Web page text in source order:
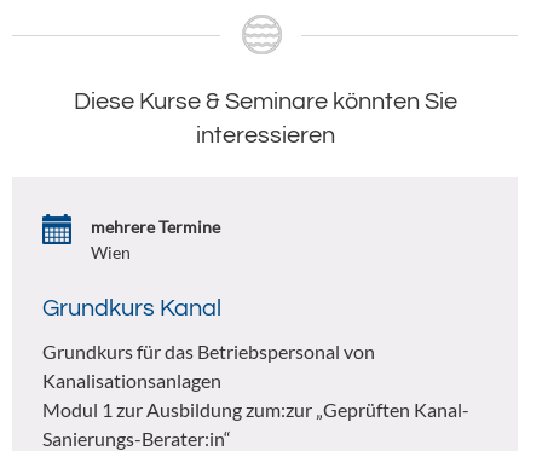
Diese Kurse & Seminare könnten Sie
interessieren
mehrere Termine
Wien
Grundkurs Kanal
Grundkurs für das Betriebspersonal von
Kanalisationsanlagen
Modul 1 zur Ausbildung zum:zur „Geprüften Kanal-
Sanierungs-Berater:in“